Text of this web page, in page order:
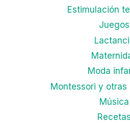
Estimulación
Juegos
Moda
Montessori y otras
Música
Recetas